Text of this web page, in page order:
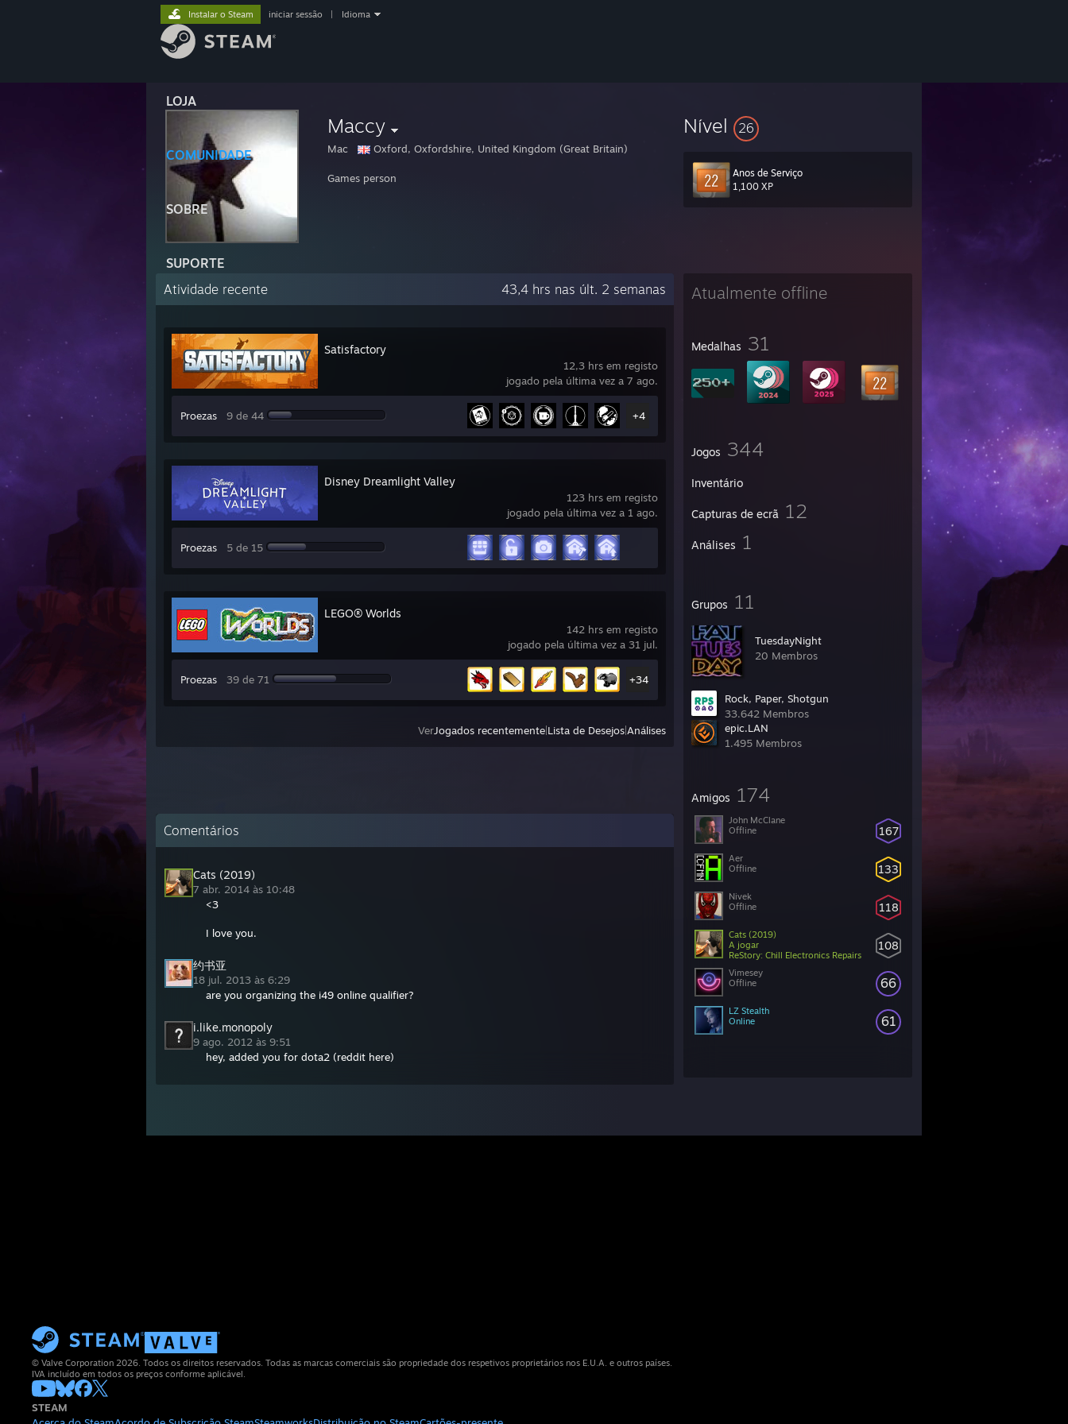
LOJA
COMUNIDADE
SOBRE
SUPORTE
Instalar o Steam iniciar sessão Idioma
Maccy
Mac Oxford, Oxfordshire, United Kingdom (Great Britain)
Games person
Nível 26
Anos de Serviço
1,100 XP
Atualmente offline
Medalhas 31
Jogos 344
Inventário
Capturas de ecrã 12
Análises 1
Grupos 11
TuesdayNight
20 Membros
Rock, Paper, Shotgun
33.642 Membros
epic.LAN
1.495 Membros
Amigos 174
167
John McClane
Offline
133
Aer
Offline
118
Nivek
Offline
108
Cats (2019)
A jogar
ReStory: Chill Electronics Repairs
66
Vimesey
Offline
61
LZ Stealth
Online
Atividade recente 43,4 hrs nas últ. 2 semanas
12,3 hrs em registo
jogado pela última vez a 7 ago.
Satisfactory
Proezas 9 de 44 +4
123 hrs em registo
jogado pela última vez a 1 ago.
Disney Dreamlight Valley
Proezas 5 de 15
142 hrs em registo
jogado pela última vez a 31 jul.
LEGO® Worlds
Proezas 39 de 71 +34
VerJogados recentemente Lista de Desejos Análises
Comentários
Cats (2019)
7 abr. 2014 às 10:48
<3
I love you.
约书亚
18 jul. 2013 às 6:29
are you organizing the i49 online qualifier?
i.like.monopoly
9 ago. 2012 às 9:51
hey, added you for dota2 (reddit here)
© Valve Corporation 2026. Todos os direitos reservados. Todas as marcas comerciais são propriedade dos respetivos proprietários nos E.U.A. e outros países.
IVA incluído em todos os preços conforme aplicável.
STEAM